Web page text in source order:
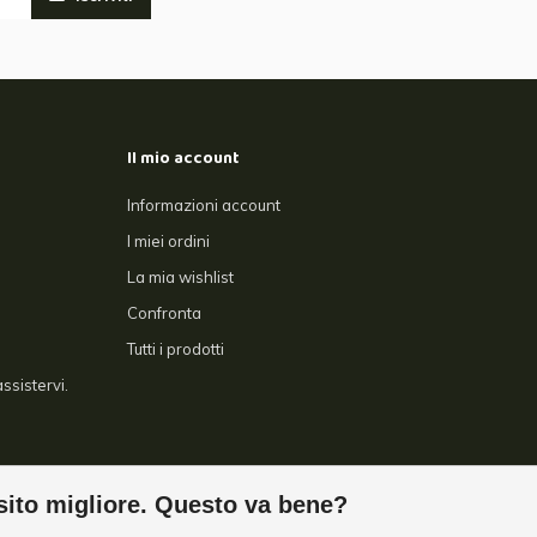
migliore. Questo va bene?
Il mio account
Informazioni account
I miei ordini
La mia wishlist
Confronta
Tutti i prodotti